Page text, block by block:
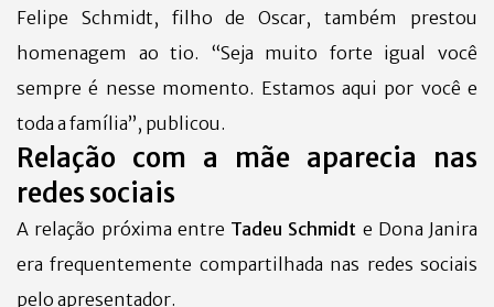
Felipe Schmidt, filho de Oscar, também prestou
homenagem ao tio. “Seja muito forte igual você
sempre é nesse momento. Estamos aqui por você e
toda a família”, publicou.
Relação com a mãe aparecia nas
redes sociais
A relação próxima entre Tadeu Schmidt e Dona Janira
era frequentemente compartilhada nas redes sociais
pelo apresentador.